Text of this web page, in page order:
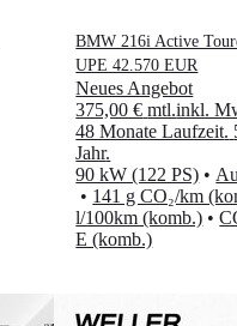
BMW 216i Active
UPE 42.570 EUR
Neues Angebot
375,00 € mtl.inkl.
48 Monate Laufzeit.
Jahr.
90 kW (122 PS) •
• 141 g CO₂/km
l/100km (komb.) •
E (komb.)